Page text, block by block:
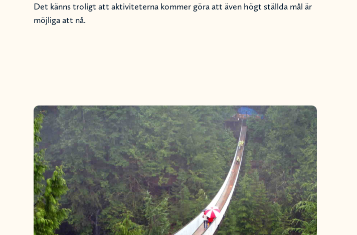
Det känns troligt att aktiviteterna kommer göra att även högt ställda mål är
möjliga att nå.